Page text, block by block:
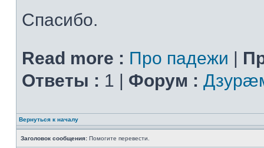
Спасибо.
Read more : Про падежи |
Ответы : 1 | Форум :
Вернуться к началу
Заголовок сообщения: Помогите перевести.